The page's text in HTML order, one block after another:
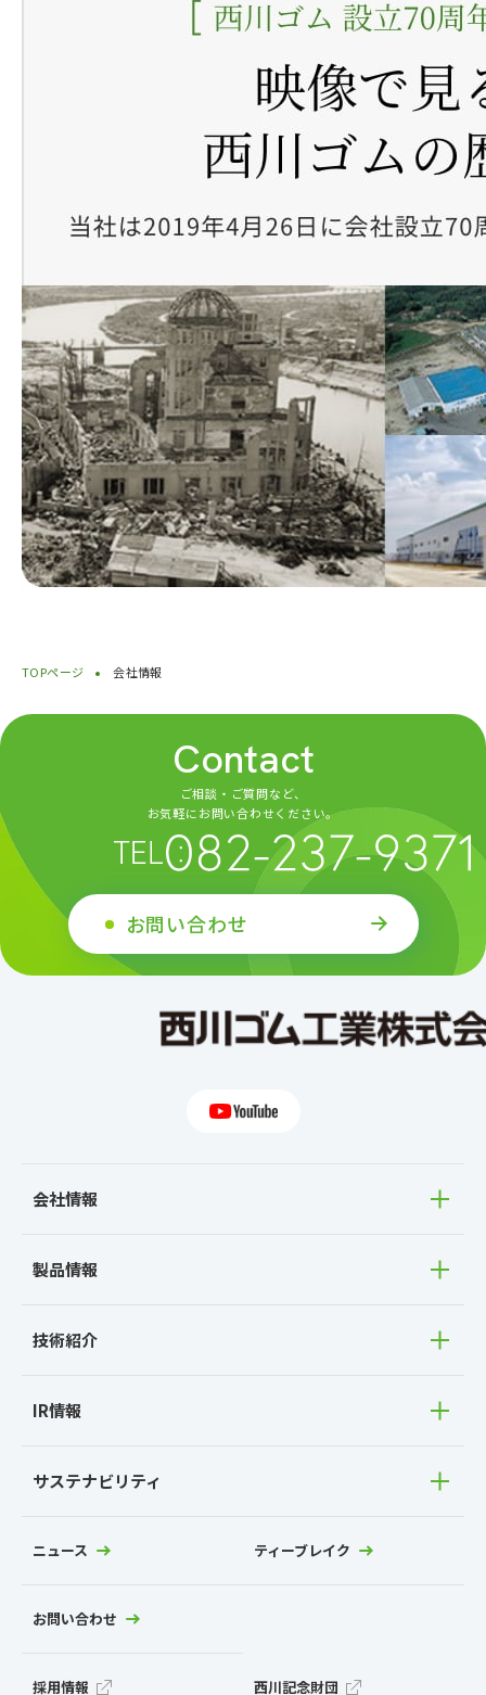
TOPページ 会社情報
Contact
ご相談・ご質問など、
お気軽にお問い合わせください。
お問い合わせ
会社情報
製品情報
技術紹介
IR情報
サステナビリティ
ニュース ティーブレイク
お問い合わせ
採用情報 西川記念財団